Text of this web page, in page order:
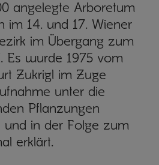
angelegte Arboretum
im 14. und 17. Wiener
im Übergang zum
Es wurde 1975 vom
Zukrigl im Zuge
unter die
Pflanzungen
und in der Folge zum
erklärt.